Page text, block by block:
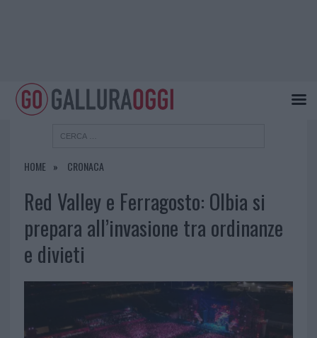
HOME CRONACA
Red Valley e Ferragosto: Olbia si
prepara all’invasione tra ordinanze
e divieti